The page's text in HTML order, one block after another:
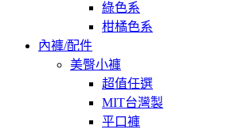
綠色系
柑橘色系
內褲/配件
美臀小褲
超值任選
MIT台灣製
平口褲